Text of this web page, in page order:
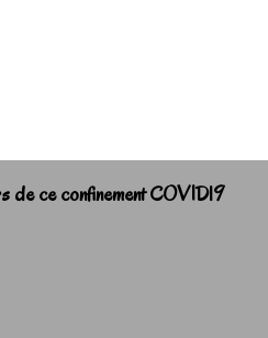
de ce confinement COVID19